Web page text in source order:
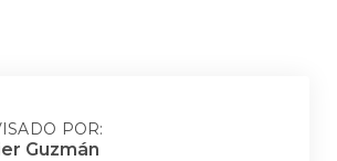
POR:
Guzmán